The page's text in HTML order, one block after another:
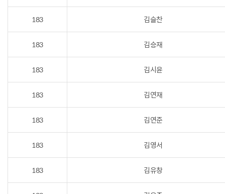
183 김슬찬
183 김승재
183 김시윤
183 김연재
183 김연준
183 김영서
183 김유창